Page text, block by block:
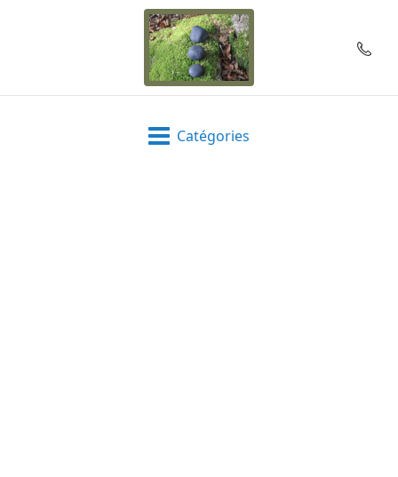
Catégories